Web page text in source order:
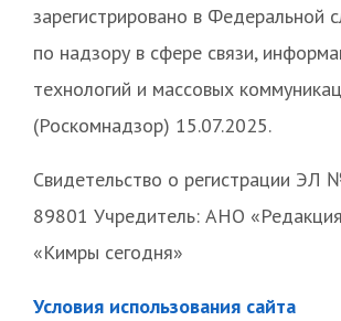
зарегистрировано в Федеральной
по надзору в сфере связи,
технологий и массовых
(Роскомнадзор) 15.07.2025.
Свидетельство о регистрации ЭЛ
89801 Учредитель: АНО
«Кимры сегодня»
Условия использования сайта